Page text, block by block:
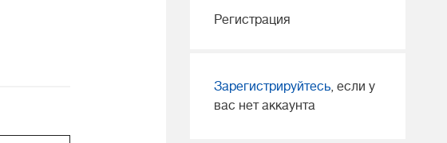
Регистрация
Зарегистрируйтесь, если у
вас нет аккаунта